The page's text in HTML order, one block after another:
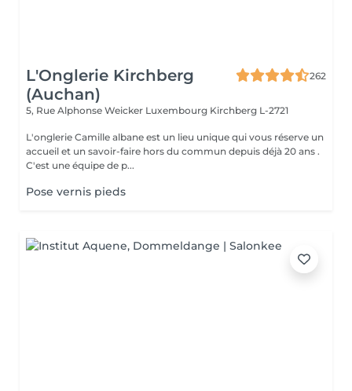
L'Onglerie Kirchberg
(Auchan)
262
5, Rue Alphonse Weicker Luxembourg Kirchberg L-2721
L'onglerie Camille albane est un lieu unique qui vous réserve un
accueil et un savoir-faire hors du commun depuis déjà 20 ans .
C'est une équipe de p...
Pose vernis pieds